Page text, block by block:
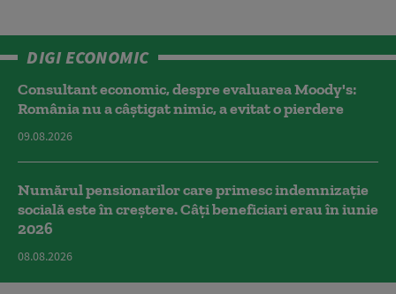
DIGI ECONOMIC
Consultant economic, despre evaluarea Moody's:
România nu a câştigat nimic, a evitat o pierdere
09.08.2026
Numărul pensionarilor care primesc indemnizaţie
socială este în creștere. Câți beneficiari erau în iunie
2026
08.08.2026